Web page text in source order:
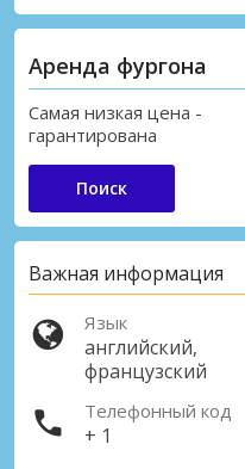
Аренда фургона
Самая низкая цена -
гарантирована
Поиск
Важная информация
Язык
английский,
французский
Телефонный код
+ 1